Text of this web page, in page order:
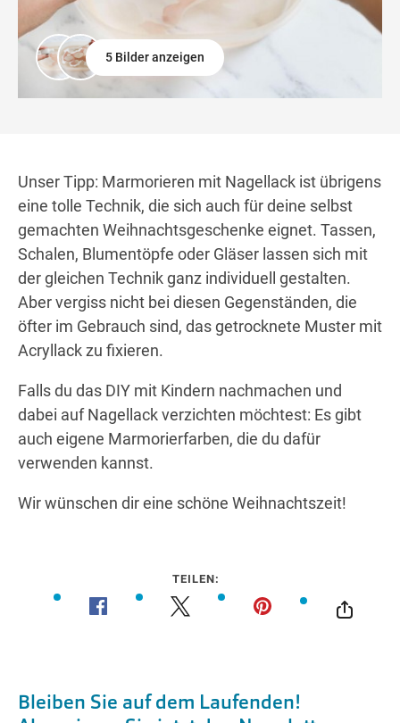
5 Bilder anzeigen
Unser Tipp: Marmorieren mit Nagellack ist übrigens
eine tolle Technik, die sich auch für deine selbst
gemachten Weihnachtsgeschenke eignet. Tassen,
Schalen, Blumentöpfe oder Gläser lassen sich mit
der gleichen Technik ganz individuell gestalten.
Aber vergiss nicht bei diesen Gegenständen, die
öfter im Gebrauch sind, das getrocknete Muster mit
Acryllack zu fixieren.
Falls du das DIY mit Kindern nachmachen und
dabei auf Nagellack verzichten möchtest: Es gibt
auch eigene Marmorierfarben, die du dafür
verwenden kannst.
Wir wünschen dir eine schöne Weihnachtszeit!
TEILEN: